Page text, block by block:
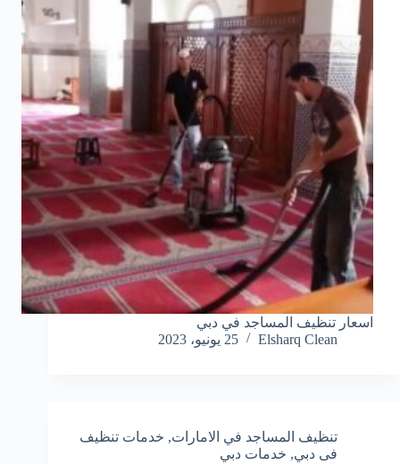
اسعار تنظيف المساجد في دبي
Elsharq Clean
25 يونيو، 2023
تنظيف المساجد في الامارات, خدمات تنظيف
فى دبي, خدمات دبي